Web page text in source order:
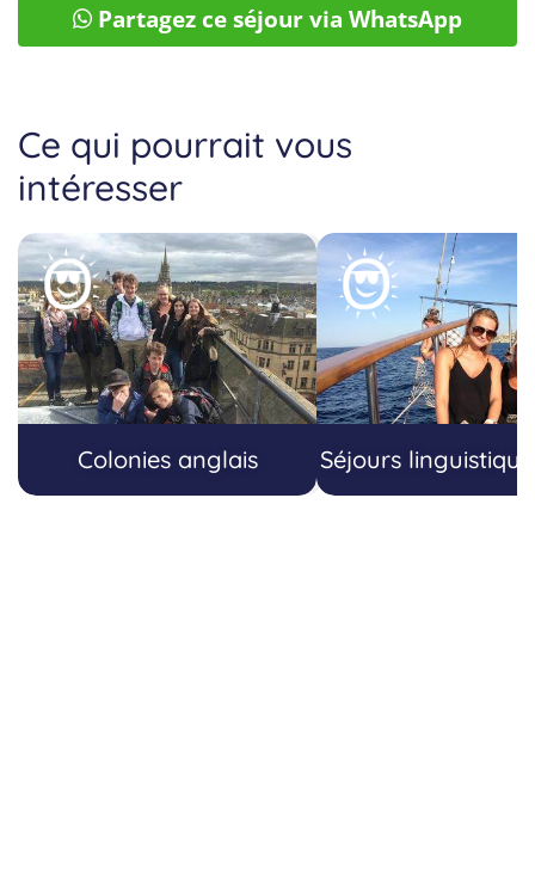
Partagez ce séjour via WhatsApp
Ce qui pourrait vous
intéresser
Colonies anglais Séjours